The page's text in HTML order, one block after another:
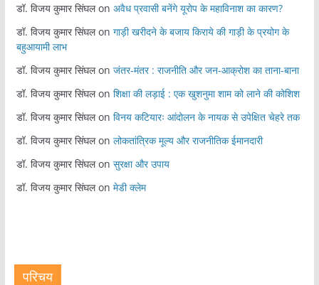
डॉ. विजय कुमार सिंघलon अवैध प्रवासी बनेंगे यूरोप के महाविनाश का कारण?
डॉ. विजय कुमार सिंघलon गाड़ी खरीदने के बजाय किराये की गाड़ी के प्रयोग के
बहुआयामी लाभ
डॉ. विजय कुमार सिंघलon जंतर-मंतर : राजनीति और जन-आक्रोश का ताना-बाना
डॉ. विजय कुमार सिंघलon शिक्षा की लड़ाई : एक खुशनुमा शाम को लाने की कोशिश
डॉ. विजय कुमार सिंघलon विनय कटियारः आंदोलन के नायक से उपेक्षित चेहरे तक
डॉ. विजय कुमार सिंघलon लोकतांत्रिक मूल्य और राजनीतिक ईमानदारी
डॉ. विजय कुमार सिंघलon सुरक्षा और उपाय
डॉ. विजय कुमार सिंघलon मेडी क्लेम
परिचय